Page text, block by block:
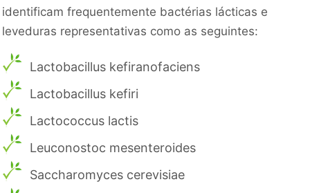
identificam frequentemente bactérias lácticas e
leveduras representativas como as seguintes:
Lactobacillus kefiranofaciens
Lactobacillus kefiri
Lactococcus lactis
Leuconostoc mesenteroides
Saccharomyces cerevisiae